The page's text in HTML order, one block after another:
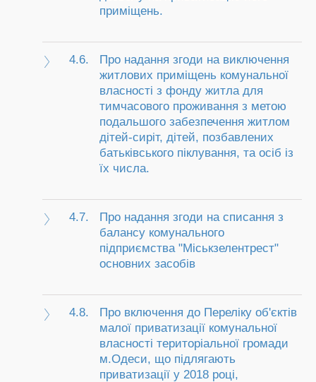
приміщень.
4.6.
Про надання згоди на виключення
житлових приміщень комунальної
власності з фонду житла для
тимчасового проживання з метою
подальшого забезпечення житлом
дітей-сиріт, дітей, позбавлених
батьківського піклування, та осіб із
їх числа.
4.7.
Про надання згоди на списання з
балансу комунального
підприємства "Міськзелентрест"
основних засобів
4.8.
Про включення до Переліку об'єктів
малої приватизації комунальної
власності територіальної громади
м.Одеси, що підлягають
приватизації у 2018 році,